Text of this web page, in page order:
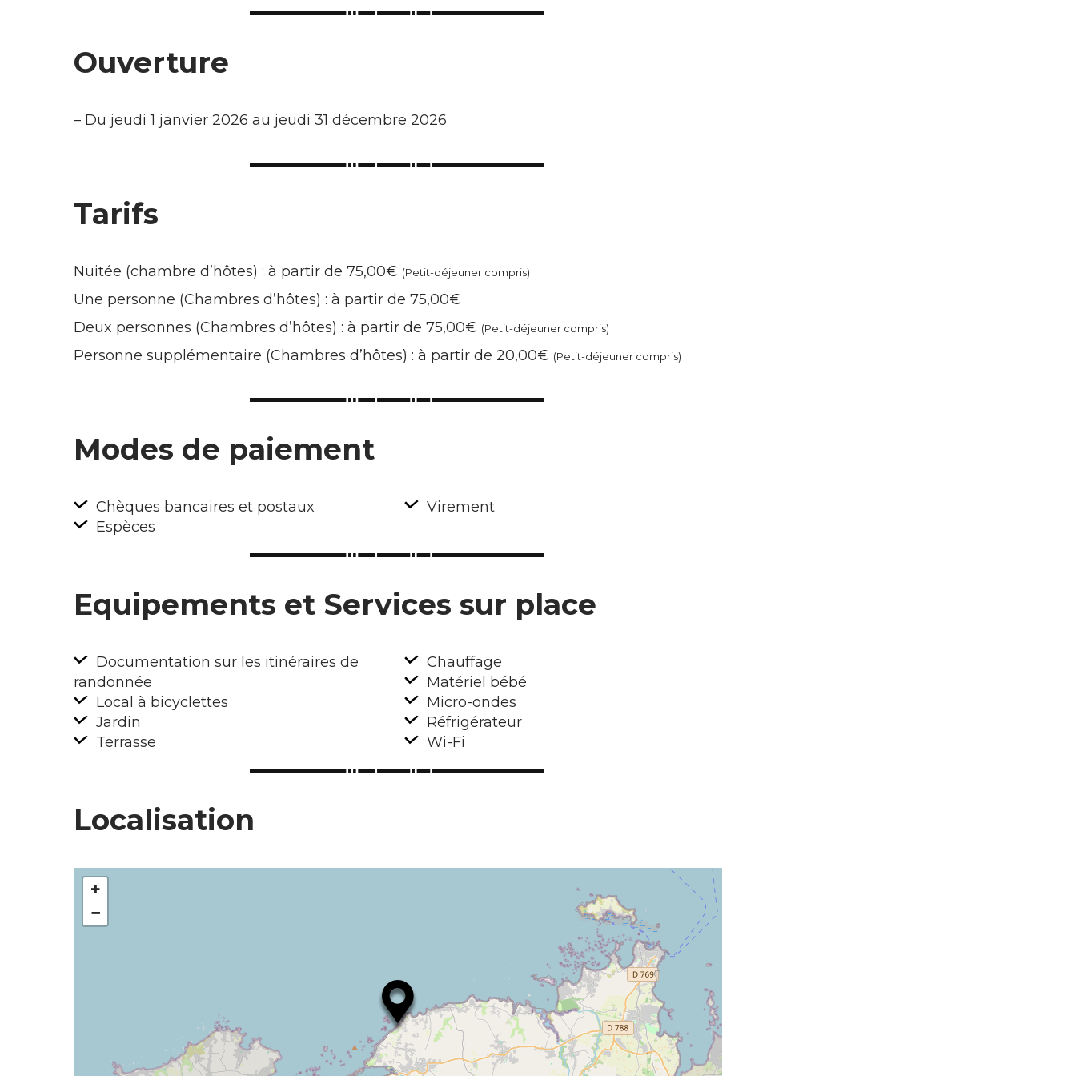
Ouverture
– Du jeudi 1 janvier 2026 au jeudi 31 décembre 2026
Tarifs
Nuitée (chambre d’hôtes) : à partir de 75,00€ (Petit-déjeuner compris)
Une personne (Chambres d’hôtes) : à partir de 75,00€
Deux personnes (Chambres d’hôtes) : à partir de 75,00€ (Petit-déjeuner compris)
Personne supplémentaire (Chambres d’hôtes) : à partir de 20,00€ (Petit-déjeuner compris)
Modes de paiement
Chèques bancaires et postaux
Espèces
Virement
Equipements et Services sur place
Documentation sur les itinéraires de
randonnée
Local à bicyclettes
Jardin
Terrasse
Chauffage
Matériel bébé
Micro-ondes
Réfrigérateur
Wi-Fi
Localisation
+
−